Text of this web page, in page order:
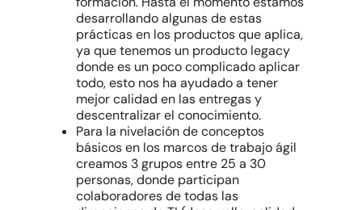
desarrollando algunas de estas
prácticas en los productos que aplica,
ya que tenemos un producto legacy
donde es un poco complicado aplicar
todo, esto nos ha ayudado a tener
mejor calidad en las entregas y
descentralizar el conocimiento.
Para la nivelación de conceptos
básicos en los marcos de trabajo ágil
creamos 3 grupos entre 25 a 30
personas, donde participan
colaboradores de todas las